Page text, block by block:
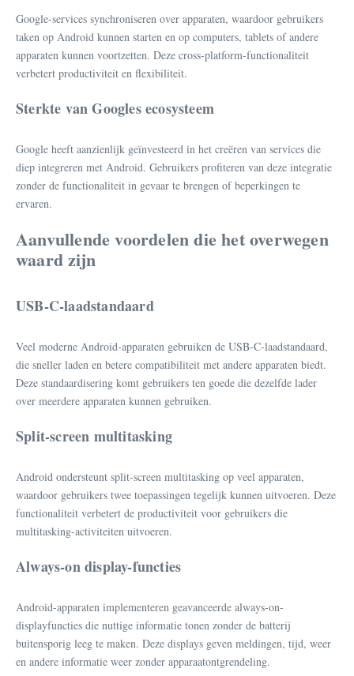
Google-services synchroniseren over apparaten, waardoor gebruikers
taken op Android kunnen starten en op computers, tablets of andere
apparaten kunnen voortzetten. Deze cross-platform-functionaliteit
verbetert productiviteit en flexibiliteit.
Sterkte van Googles ecosysteem
Google heeft aanzienlijk geïnvesteerd in het creëren van services die
diep integreren met Android. Gebruikers profiteren van deze integratie
zonder de functionaliteit in gevaar te brengen of beperkingen te
ervaren.
Aanvullende voordelen die het overwegen
waard zijn
USB-C-laadstandaard
Veel moderne Android-apparaten gebruiken de USB-C-laadstandaard,
die sneller laden en betere compatibiliteit met andere apparaten biedt.
Deze standaardisering komt gebruikers ten goede die dezelfde lader
over meerdere apparaten kunnen gebruiken.
Split-screen multitasking
Android ondersteunt split-screen multitasking op veel apparaten,
waardoor gebruikers twee toepassingen tegelijk kunnen uitvoeren. Deze
functionaliteit verbetert de productiviteit voor gebruikers die
multitasking-activiteiten uitvoeren.
Always-on display-functies
Android-apparaten implementeren geavanceerde always-on-
displayfuncties die nuttige informatie tonen zonder de batterij
buitensporig leeg te maken. Deze displays geven meldingen, tijd, weer
en andere informatie weer zonder apparaatontgrendeling.